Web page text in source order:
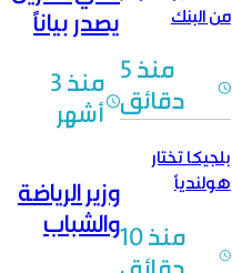
يصدر بياناً
العقوبات
والغرامات
منذ 3
أشهر
وزير الرياضة
والشباب
من البنك
تبدأ رحلة إنقاذ
القطاع المالي؟
منذ 5
دقائق
بلجيكا تختار
هولندياً
منذ 10